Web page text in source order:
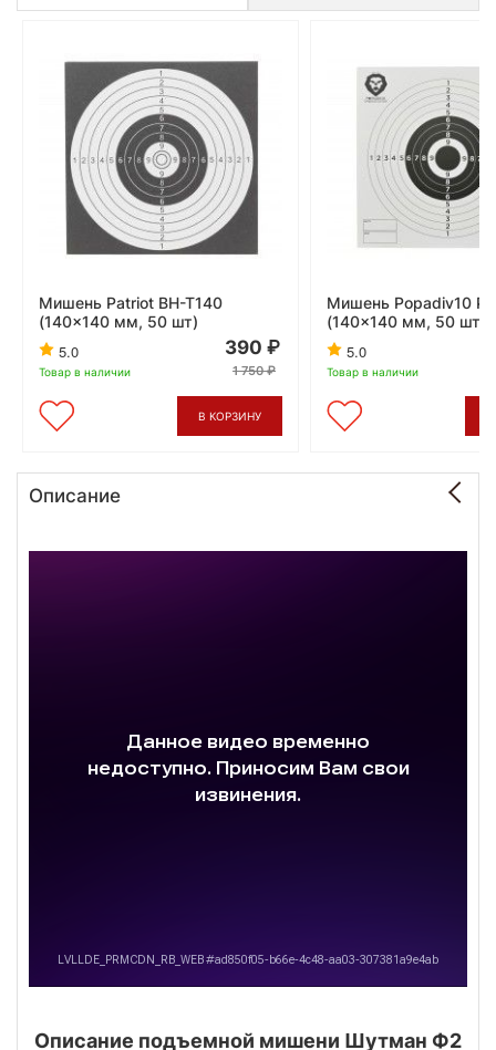
Мишень Patriot BH-T140
(140x140 мм, 50 шт)
5.0
Товар в наличии
390
1 750
В КОРЗИНУ
Мишень Popadiv10
(140x140 мм, 50 шт,
5.0
Товар в наличии
Описание
Описание подъемной мишени Шутман Ф2